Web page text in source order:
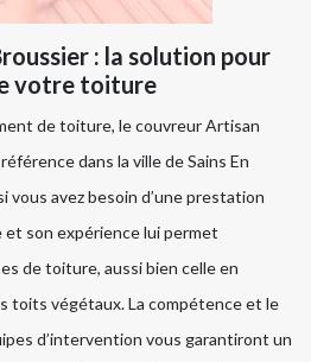
: la solution pour
votre toiture
de toiture, le couvreur Artisan
dans la ville de Sains En
vous avez besoin d’une prestation
et son expérience lui permet
de toiture, aussi bien celle en
toits végétaux. La compétence et le
d’intervention vous garantiront un